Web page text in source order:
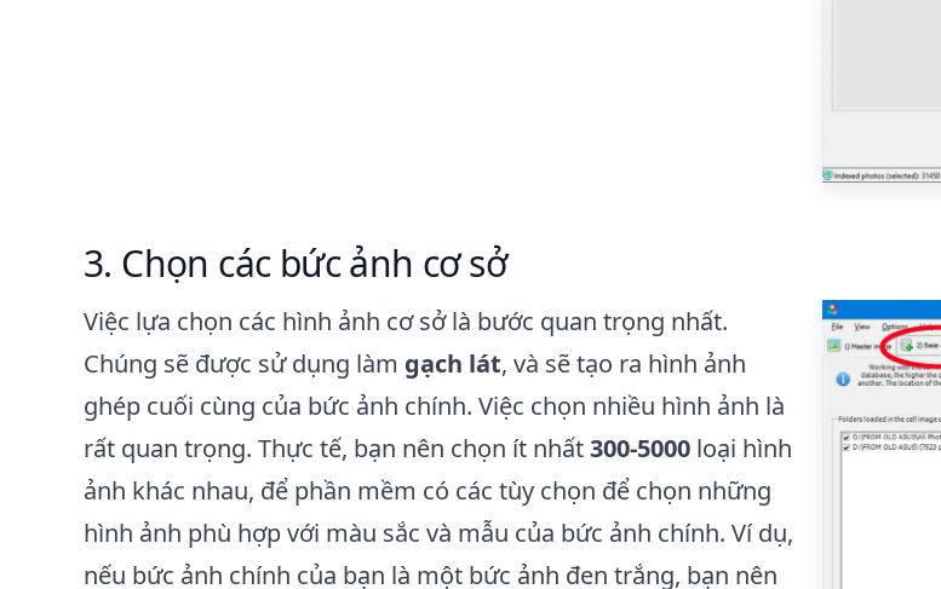
Chọn các bức ảnh cơ sở
Việc lựa chọn các hình ảnh cơ sở là bước quan trọng nhất.
Chúng sẽ được sử dụng làm gạch lát, và sẽ tạo ra hình ảnh
ghép cuối cùng của bức ảnh chính. Việc chọn nhiều hình ảnh là
rất quan trọng. Thực tế, bạn nên chọn ít nhất300-5000 loại hình
ảnh khác nhau, để phần mềm có các tùy chọn để chọn những
hình ảnh phù hợp với màu sắc và mẫu của bức ảnh chính. Ví dụ,
nếu bức ảnh chính của bạn là một bức ảnh đen trắng, bạn nên